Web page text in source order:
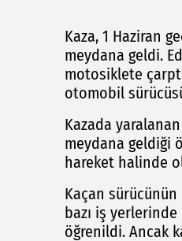
Kaza, 1 Haziran
meydana geldi.
motosiklete
otomobil
Kazada
meydana geldiği
hareket halinde
Kaçan
bazı iş yerlerinde
öğrenildi. Ancak